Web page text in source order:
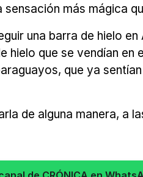
más mágica
una barra de hielo
que se vendían
que ya
de alguna manera, a